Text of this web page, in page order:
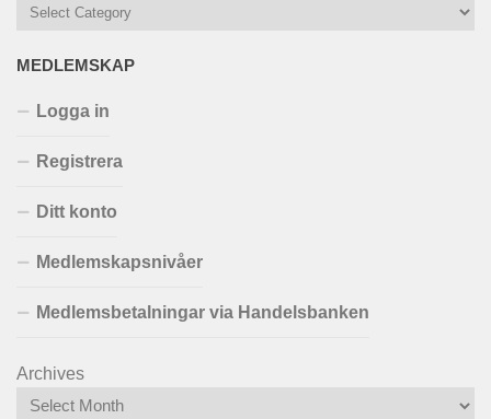
MEDLEMSKAP
Logga in
Registrera
Ditt konto
Medlemskapsnivåer
Medlemsbetalningar via Handelsbanken
Archives